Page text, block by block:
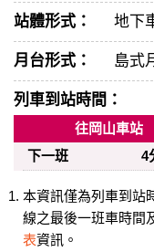
站體形式： 地下
月台形式： 島式
列車到站時間：
往岡山車站
下一班
4
本資訊僅為列車到站
線之最後一班車時間
表資訊。